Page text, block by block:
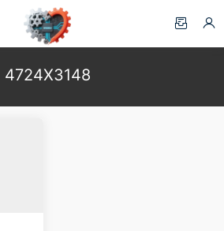
4724X3148